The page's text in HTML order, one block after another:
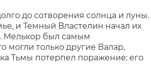
до сотворения солнца и луны.
и Темный Властелин начал их
Мелькор был самым
могли только другие Валар,
Тьмы потерпел поражение: его